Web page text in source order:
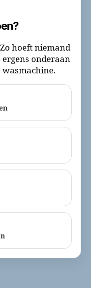
hoeft niemand
onderaan
wasmachine.